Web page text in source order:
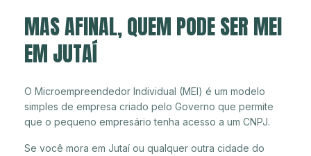
MAS AFINAL, QUEM PODE SER MEI
EM JUTAÍ
O Microempreendedor Individual (MEI) é um modelo
simples de empresa criado pelo Governo que permite
que o pequeno empresário tenha acesso a um CNPJ.
Se você mora em Jutaí ou qualquer outra cidade do